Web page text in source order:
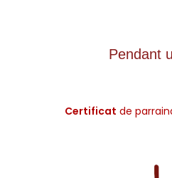
Pendant
Certificat de